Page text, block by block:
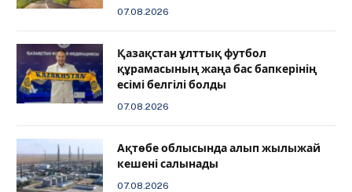
07.08.2026
Қазақстан ұлттық футбол
құрамасының жаңа бас бапкерінің
есімі белгілі болды
07.08.2026
Ақтөбе облысында алып жылыжай
кешені салынады
07.08.2026